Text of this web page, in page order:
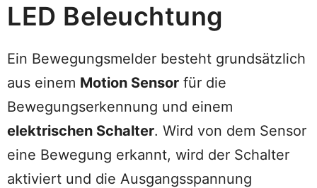
LED Beleuchtung
Ein Bewegungsmelder besteht grundsätzlich
aus einem Motion Sensor für die
Bewegungserkennung und einem
elektrischen Schalter. Wird von dem Sensor
eine Bewegung erkannt, wird der Schalter
aktiviert und die Ausgangsspannung